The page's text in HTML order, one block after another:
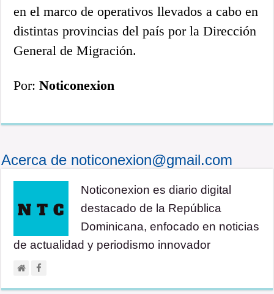
en el marco de operativos llevados a cabo en
distintas provincias del país por la Dirección
General de Migración.
Por:Noticonexion
Acerca de noticonexion@gmail.com
Noticonexion es diario digital
destacado de la República
Dominicana, enfocado en noticias
de actualidad y periodismo innovador